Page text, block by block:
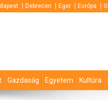
Debrecen Eger Európa
Gazdaság Egyetem Kultúra